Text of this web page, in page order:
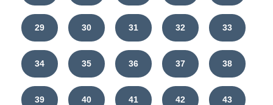
29 30 31 32 33
34 35 36 37 38
39 40 41 42 43